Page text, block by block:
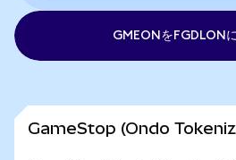
GMEONをFGDLON
GameStop (Ondo